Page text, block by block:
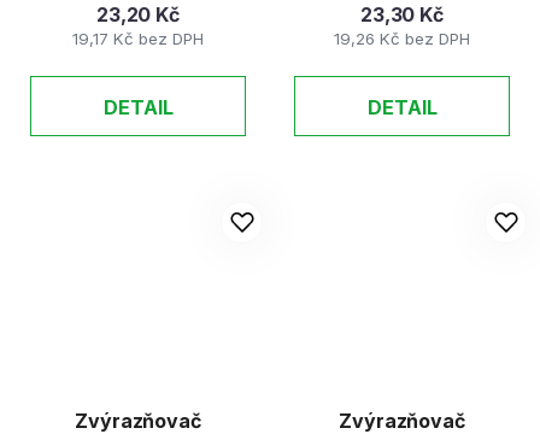
19,17 Kč bez DPH
23,20 Kč
DETAIL
19,26 Kč bez DPH
23,30 Kč
DETAIL
Zvýrazňovač
Zvýrazňovač